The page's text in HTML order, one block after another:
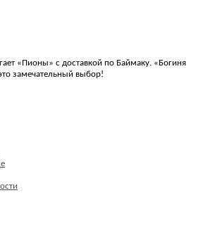
«Пионы» с доставкой по Баймаку. «Богиня
замечательный выбор!